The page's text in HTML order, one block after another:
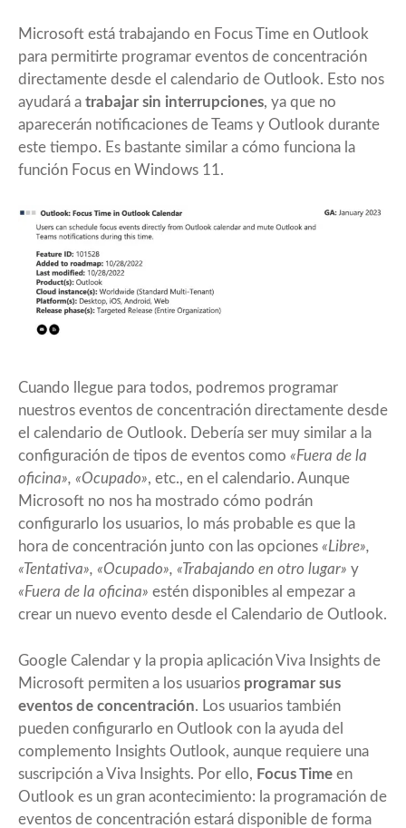
Microsoft está trabajando en Focus Time en Outlook
para permitirte programar eventos de concentración
directamente desde el calendario de Outlook. Esto nos
ayudará a trabajar sin interrupciones, ya que no
aparecerán notificaciones de Teams y Outlook durante
este tiempo. Es bastante similar a cómo funciona la
función Focus en Windows 11.
Cuando llegue para todos, podremos programar
nuestros eventos de concentración directamente desde
el calendario de Outlook. Debería ser muy similar a la
configuración de tipos de eventos como «Fuera de la
oficina», «Ocupado», etc., en el calendario. Aunque
Microsoft no nos ha mostrado cómo podrán
configurarlo los usuarios, lo más probable es que la
hora de concentración junto con las opciones «Libre»,
«Tentativa», «Ocupado», «Trabajando en otro lugar» y
«Fuera de la oficina» estén disponibles al empezar a
crear un nuevo evento desde el Calendario de Outlook.
Google Calendar y la propia aplicación Viva Insights de
Microsoft permiten a los usuarios programar sus
eventos de concentración. Los usuarios también
pueden configurarlo en Outlook con la ayuda del
complemento Insights Outlook, aunque requiere una
suscripción a Viva Insights. Por ello, Focus Time en
Outlook es un gran acontecimiento: la programación de
eventos de concentración estará disponible de forma